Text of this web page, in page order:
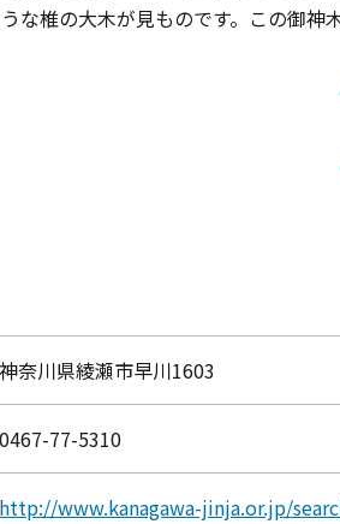
な椎の大木が見ものです。この御神
神奈川県綾瀬市早川1603
0467-77-5310
http://www.kanagawa-jinja.or.jp/